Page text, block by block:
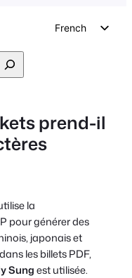
French
Spanish
Greek
prend-il
la
pour générer des
japonais et
les billets PDF,
Sungest utilisée.